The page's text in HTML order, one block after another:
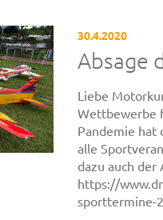
30.4.2020
Absage
Liebe
Wettbewerbe
Pandemie hat
alle
dazu auch
https://
sporttermine-